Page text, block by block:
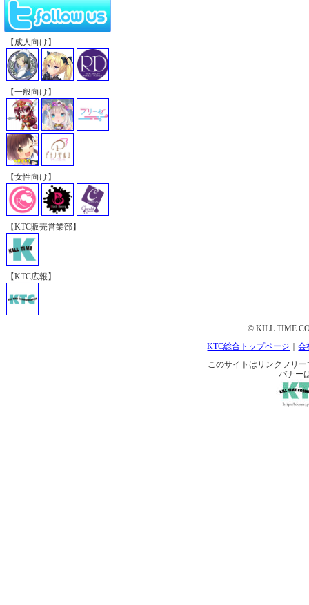
【成人向け】
【一般向け】
【女性向け】
【KTC販売営業部】
【KTC広報】
© KILL TIME
KTC総合トップページ
｜会
このサイトはリンクフリ
バナー